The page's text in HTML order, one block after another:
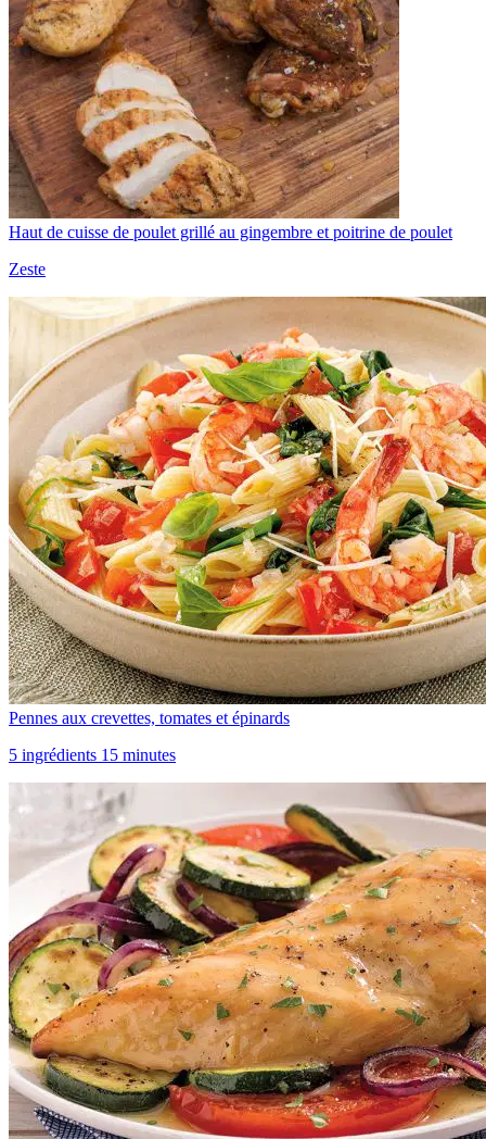
Haut de cuisse de poulet grillé au gingembre et poitrine de poulet
Zeste
Pennes aux crevettes, tomates et épinards
5 ingrédients 15 minutes